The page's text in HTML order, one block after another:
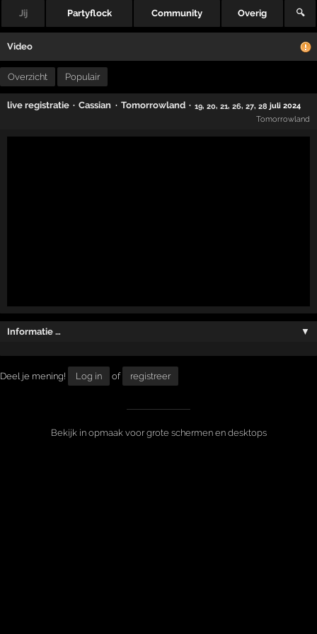
Jij Partyflock Community Overig 🔍
Video
Overzicht Populair
live registratie · Cassian · Tomorrowland · 19, 20, 21, 26, 27, 28 juli 2024
Tomorrowland
Informatie … ▼
Deel je mening! Log in of registreer
Bekijk in opmaak voor grote schermen en desktops